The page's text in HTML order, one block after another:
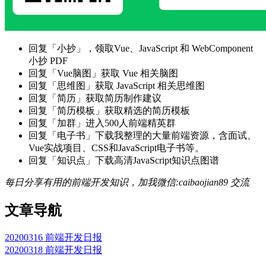
回复「小抄」，领取Vue、JavaScript 和 WebComponent
小抄 PDF
回复「Vue脑图」获取 Vue 相关脑图
回复「思维图」获取 JavaScript 相关思维图
回复「简历」获取简历制作建议
回复「简历模板」获取精选的简历模板
回复「加群」进入500人前端精英群
回复「电子书」下载我整理的大量前端资源，含面试、
Vue实战项目、CSS和JavaScript电子书等。
回复「知识点」下载高清JavaScript知识点图谱
每日分享有用的前端开发知识，加我微信:caibaojian89 交流
文章导航
20200316 前端开发日报
20200318 前端开发日报